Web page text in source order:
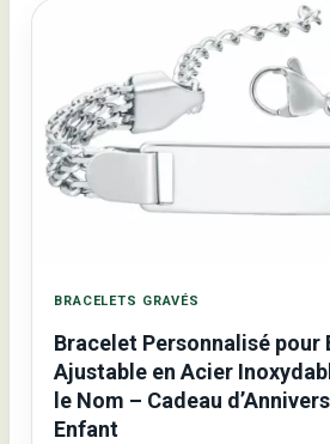
BRACELETS GRAVÉS
Bracelet Personnalisé pour
Ajustable en Acier
le Nom – Cadeau
Enfant